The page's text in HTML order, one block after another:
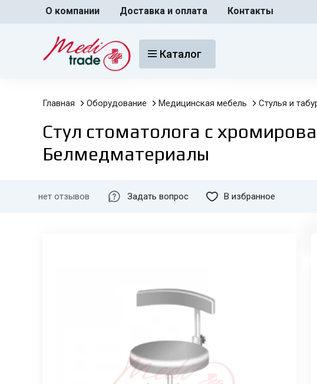
О компании Доставка и оплата Контакты
Каталог
Главная Оборудование Медицинская мебель Стулья и
Стул стоматолога с
Белмедматериалы
нет отзывов Задать вопрос В избранное